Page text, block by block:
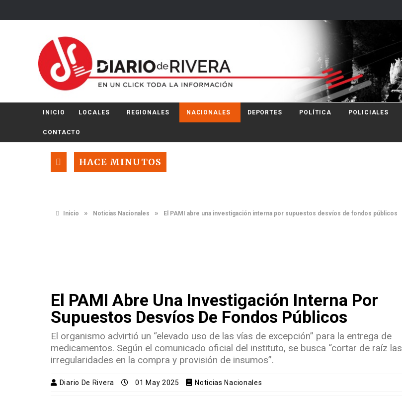
INICIO LOCALES REGIONALES NACIONALES DEPORTES POLÍTICA POLICIALES
CONTACTO
HACE MINUTOS
Inicio » Noticias Nacionales » El PAMI abre una investigación interna por supuestos desvíos de fondos públicos
El PAMI Abre Una Investigación Interna Por
Supuestos Desvíos De Fondos Públicos
El organismo advirtió un “elevado uso de las vías de excepción” para la entrega de
medicamentos. Según el comunicado oficial del instituto, se busca “cortar de raíz las
irregularidades en la compra y provisión de insumos”.
Diario De Rivera 01 May 2025 Noticias Nacionales